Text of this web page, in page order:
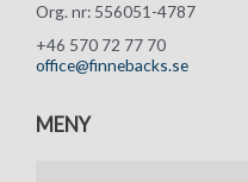
Org. nr: 556051-4787
+46 570 72 77 70
office@finnebacks.se
MENY